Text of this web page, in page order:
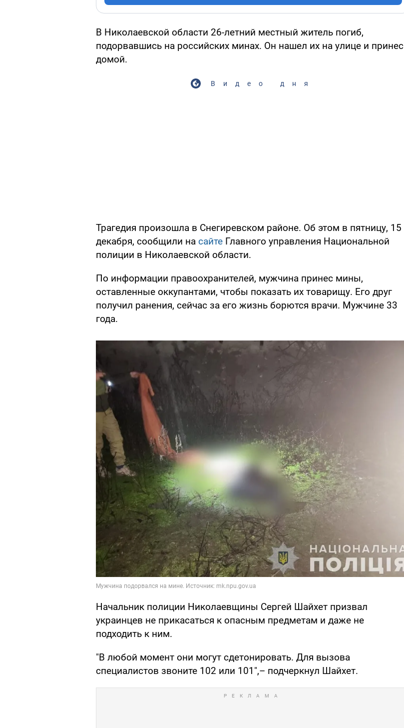
В Николаевской области 26-летний местный житель погиб,
подорвавшись на российских минах. Он нашел их на улице и принес
домой.
Видео дня
Трагедия произошла в Снегиревском районе. Об этом в пятницу, 15
декабря, сообщили на сайте Главного управления Национальной
полиции в Николаевской области.
По информации правоохранителей, мужчина принес мины,
оставленные оккупантами, чтобы показать их товарищу. Его друг
получил ранения, сейчас за его жизнь борются врачи. Мужчине 33
года.
Начальник полиции Николаевщины Сергей Шайхет призвал
украинцев не прикасаться к опасным предметам и даже не
подходить к ним.
"В любой момент они могут сдетонировать. Для вызова
специалистов звоните 102 или 101",– подчеркнул Шайхет.